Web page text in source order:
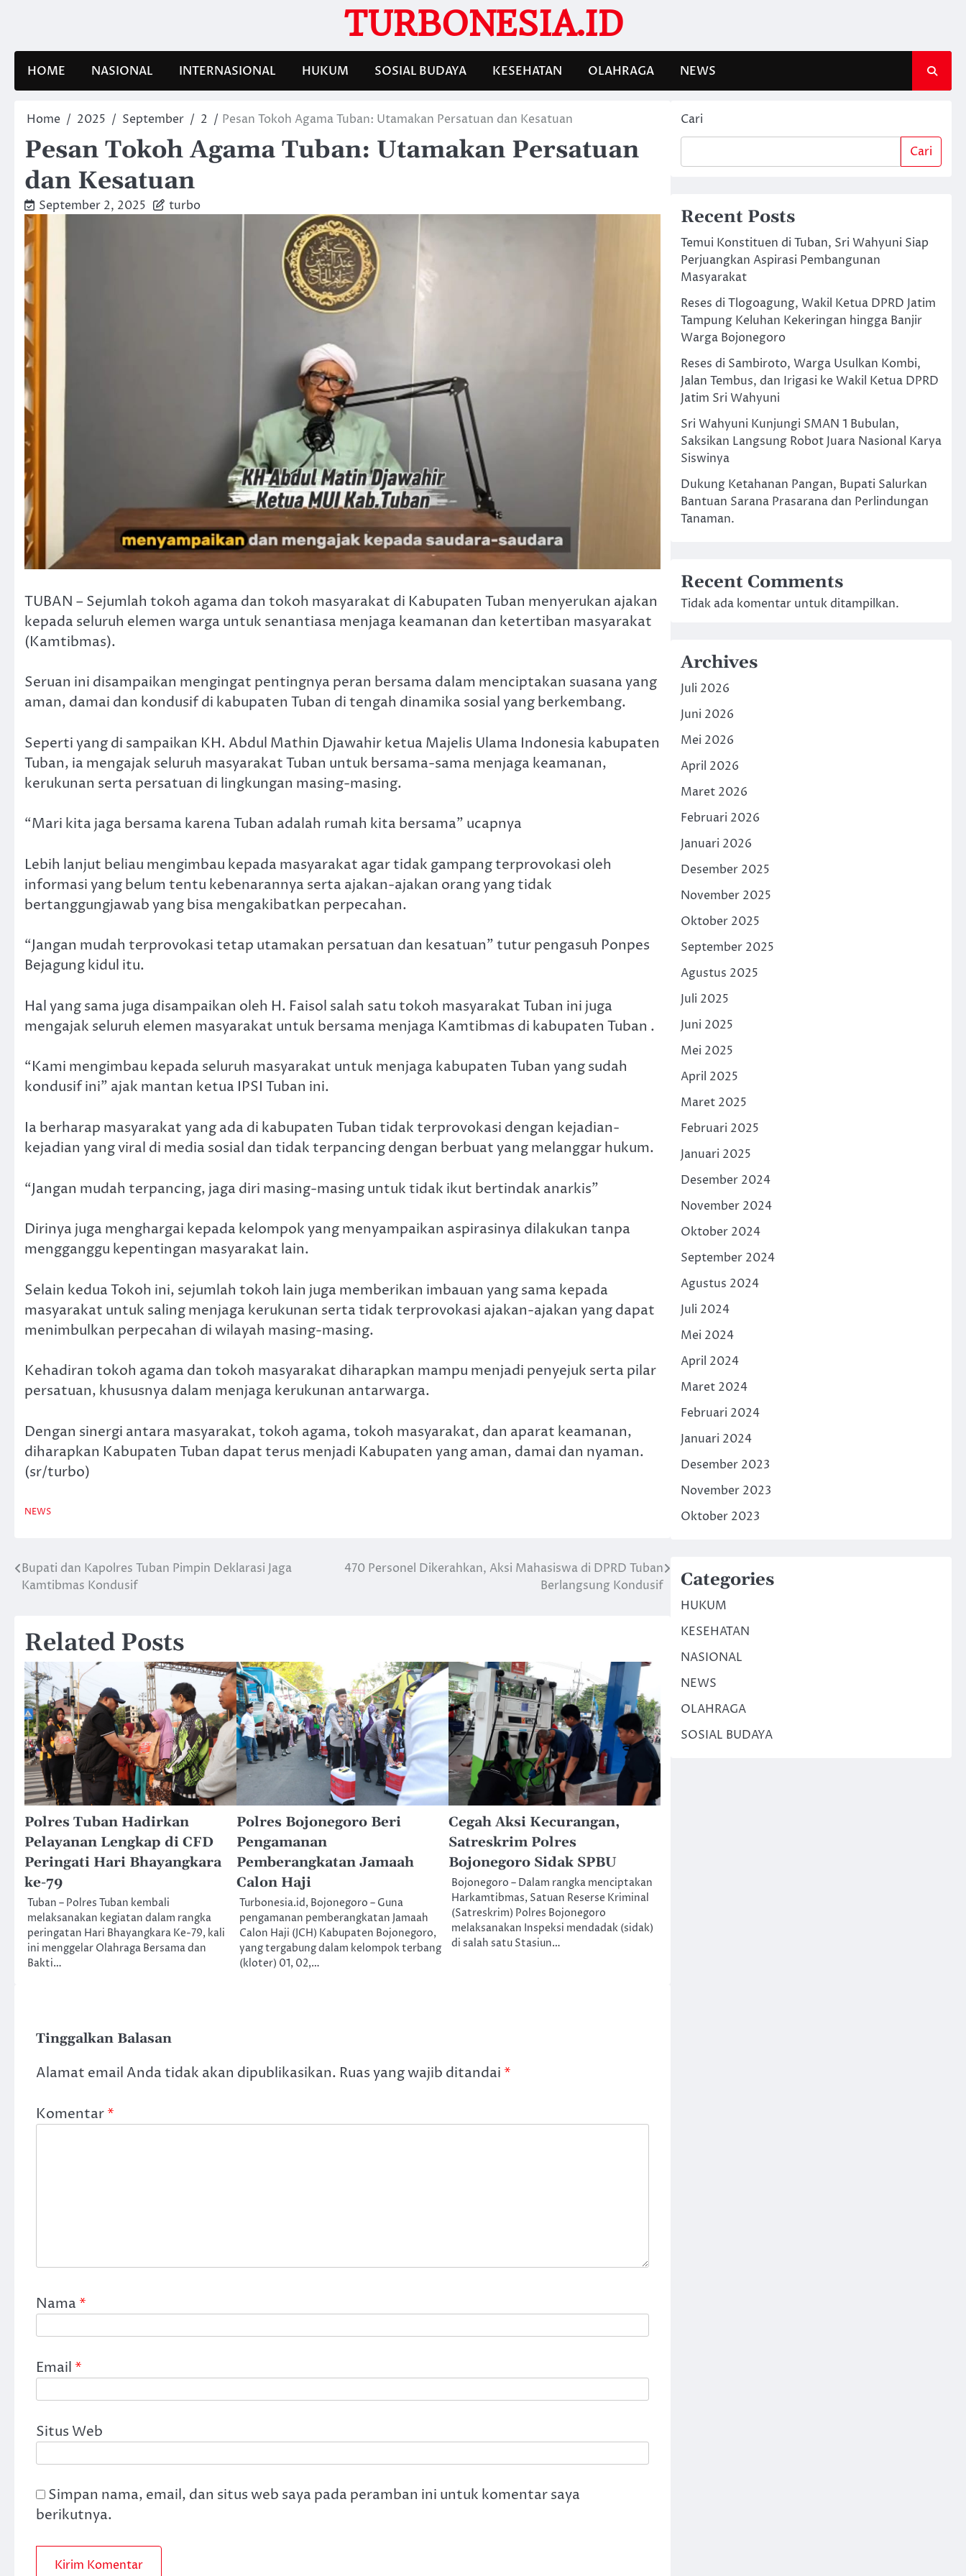
TURBONESIA.ID
HOME NASIONAL INTERNASIONAL HUKUM SOSIAL BUDAYA KESEHATAN OLAHRAGA NEWS
Home 2025 September 2 Pesan Tokoh Agama Tuban: Utamakan Persatuan dan Kesatuan
Pesan Tokoh Agama Tuban: Utamakan Persatuan
dan Kesatuan
September 2, 2025 turbo
TUBAN – Sejumlah tokoh agama dan tokoh masyarakat di Kabupaten Tuban menyerukan ajakan
kepada seluruh elemen warga untuk senantiasa menjaga keamanan dan ketertiban masyarakat
(Kamtibmas).
Seruan ini disampaikan mengingat pentingnya peran bersama dalam menciptakan suasana yang
aman, damai dan kondusif di kabupaten Tuban di tengah dinamika sosial yang berkembang.
Seperti yang di sampaikan KH. Abdul Mathin Djawahir ketua Majelis Ulama Indonesia kabupaten
Tuban, ia mengajak seluruh masyarakat Tuban untuk bersama-sama menjaga keamanan,
kerukunan serta persatuan di lingkungan masing-masing.
“Mari kita jaga bersama karena Tuban adalah rumah kita bersama” ucapnya
Lebih lanjut beliau mengimbau kepada masyarakat agar tidak gampang terprovokasi oleh
informasi yang belum tentu kebenarannya serta ajakan-ajakan orang yang tidak
bertanggungjawab yang bisa mengakibatkan perpecahan.
“Jangan mudah terprovokasi tetap utamakan persatuan dan kesatuan” tutur pengasuh Ponpes
Bejagung kidul itu.
Hal yang sama juga disampaikan oleh H. Faisol salah satu tokoh masyarakat Tuban ini juga
mengajak seluruh elemen masyarakat untuk bersama menjaga Kamtibmas di kabupaten Tuban .
“Kami mengimbau kepada seluruh masyarakat untuk menjaga kabupaten Tuban yang sudah
kondusif ini” ajak mantan ketua IPSI Tuban ini.
Ia berharap masyarakat yang ada di kabupaten Tuban tidak terprovokasi dengan kejadian-
kejadian yang viral di media sosial dan tidak terpancing dengan berbuat yang melanggar hukum.
“Jangan mudah terpancing, jaga diri masing-masing untuk tidak ikut bertindak anarkis”
Dirinya juga menghargai kepada kelompok yang menyampaikan aspirasinya dilakukan tanpa
mengganggu kepentingan masyarakat lain.
Selain kedua Tokoh ini, sejumlah tokoh lain juga memberikan imbauan yang sama kepada
masyarakat untuk saling menjaga kerukunan serta tidak terprovokasi ajakan-ajakan yang dapat
menimbulkan perpecahan di wilayah masing-masing.
Kehadiran tokoh agama dan tokoh masyarakat diharapkan mampu menjadi penyejuk serta pilar
persatuan, khususnya dalam menjaga kerukunan antarwarga.
Dengan sinergi antara masyarakat, tokoh agama, tokoh masyarakat, dan aparat keamanan,
diharapkan Kabupaten Tuban dapat terus menjadi Kabupaten yang aman, damai dan nyaman.
(sr/turbo)
NEWS
Navigasi
Bupati dan Kapolres Tuban Pimpin Deklarasi Jaga
Kamtibmas Kondusif
470 Personel Dikerahkan, Aksi Mahasiswa di DPRD Tuban
Berlangsung Kondusif
Related Posts
Polres Tuban Hadirkan
Pelayanan Lengkap di CFD
Peringati Hari Bhayangkara
ke-79
Tuban – Polres Tuban kembali
melaksanakan kegiatan dalam rangka
peringatan Hari Bhayangkara Ke-79, kali
ini menggelar Olahraga Bersama dan
Bakti…
Polres Bojonegoro Beri
Pengamanan
Pemberangkatan Jamaah
Calon Haji
Turbonesia.id, Bojonegoro – Guna
pengamanan pemberangkatan Jamaah
Calon Haji (JCH) Kabupaten Bojonegoro,
yang tergabung dalam kelompok terbang
(kloter) 01, 02,…
Cegah Aksi Kecurangan,
Satreskrim Polres
Bojonegoro Sidak SPBU
Bojonegoro – Dalam rangka menciptakan
Harkamtibmas, Satuan Reserse Kriminal
(Satreskrim) Polres Bojonegoro
melaksanakan Inspeksi mendadak (sidak)
di salah satu Stasiun…
Tinggalkan Balasan
Alamat email Anda tidak akan dipublikasikan. Ruas yang wajib ditandai *
Komentar*
Nama *
Email *
Situs Web
Simpan nama, email, dan situs web saya pada peramban ini untuk komentar saya
berikutnya.
Cari
Cari
Recent Posts
Temui Konstituen di Tuban, Sri Wahyuni Siap
Perjuangkan Aspirasi Pembangunan
Masyarakat
Reses di Tlogoagung, Wakil Ketua DPRD Jatim
Tampung Keluhan Kekeringan hingga Banjir
Warga Bojonegoro
Reses di Sambiroto, Warga Usulkan Kombi,
Jalan Tembus, dan Irigasi ke Wakil Ketua DPRD
Jatim Sri Wahyuni
Sri Wahyuni Kunjungi SMAN 1 Bubulan,
Saksikan Langsung Robot Juara Nasional Karya
Siswinya
Dukung Ketahanan Pangan, Bupati Salurkan
Bantuan Sarana Prasarana dan Perlindungan
Tanaman.
Recent Comments
Tidak ada komentar untuk ditampilkan.
Archives
Juli 2026
Juni 2026
Mei 2026
April 2026
Maret 2026
Februari 2026
Januari 2026
Desember 2025
November 2025
Oktober 2025
September 2025
Agustus 2025
Juli 2025
Juni 2025
Mei 2025
April 2025
Maret 2025
Februari 2025
Januari 2025
Desember 2024
November 2024
Oktober 2024
September 2024
Agustus 2024
Juli 2024
Mei 2024
April 2024
Maret 2024
Februari 2024
Januari 2024
Desember 2023
November 2023
Oktober 2023
Categories
HUKUM
KESEHATAN
NASIONAL
NEWS
OLAHRAGA
SOSIAL BUDAYA